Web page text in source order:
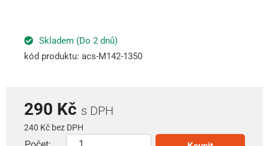
Skladem (Do 2 dnů)
kód produktu: acs-M142-1350
290 Kč s DPH
240 Kč bez DPH